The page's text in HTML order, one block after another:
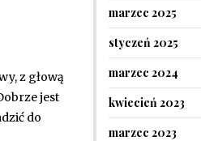
z głową
jest
do
marzec 2025
styczeń 2025
marzec 2024
kwiecień 2023
marzec 2023